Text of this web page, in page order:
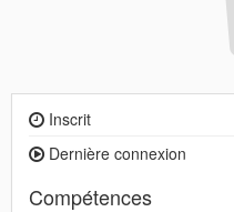
Inscrit
Dernière connexion
Compétences